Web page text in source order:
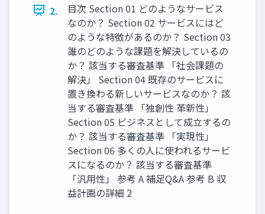
2.
目次 Section 01 どのようなサービス
なのか？ Section 02 サービスにはど
のような特徴があるのか？ Section 03
誰のどのような課題を解決しているの
か？ 該当する審査基準 「社会課題の
解決」 Section 04 既存のサービスに
置き換わる新しいサービスなのか？ 該
当する審査基準 「独創性 革新性」
Section 05 ビジネスとして成立するの
か？ 該当する審査基準 「実現性」
Section 06 多くの人に使われるサービ
スになるのか？ 該当する審査基準
「汎用性」 参考 A 補足Q&A 参考 B 収
益計画の詳細 2